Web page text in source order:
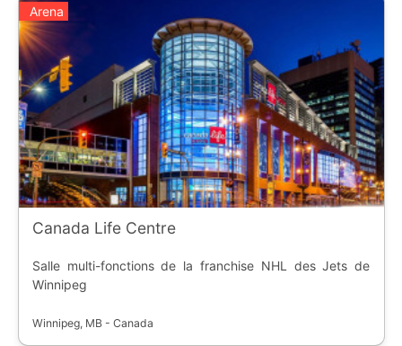
Arena
Canada Life Centre
Salle multi-fonctions de la franchise NHL des Jets de
Winnipeg
Winnipeg, MB - Canada